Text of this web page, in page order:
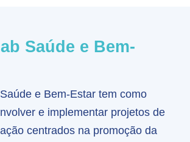
Saúde e Bem-
e Bem-Estar tem como
e implementar projetos de
centrados na promoção da